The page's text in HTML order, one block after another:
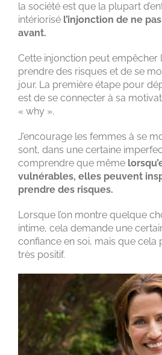
la société est que la plupart
intériorisé l’injonction de ne
avant.
Cette injonction peut empêcher
prendre des risques et de se
jour. La première étape pour
est de se connecter à sa
« why ».
J’encourage les femmes à se
sont, dans une certaine
comprendre que même
vulnérables, elles peuvent
prendre des risques.
Lorsque l’on montre quelque
intime, cela demande une
confiance en soi, mais que cela
très positif.